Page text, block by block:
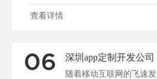
深刻地改变了我们日常
查看详情
06 深圳app定制开发公司
随着移动互联网的飞速